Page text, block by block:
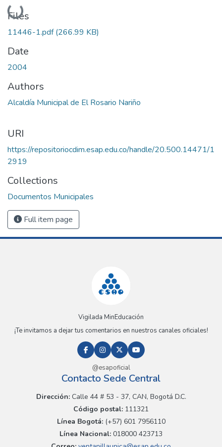
Loading...
Files
11446-1.pdf(266.99 KB)
Date
2004
Authors
Alcaldía Municipal de El Rosario Nariño
URI
https://repositoriocdim.esap.edu.co/handle/20.500.14471/1
2919
Collections
Documentos Municipales
Full item page
Vigilada MinEducación
¡Te invitamos a dejar tus comentarios en nuestros canales oficiales!
@esapoficial
Contacto Sede Central
Dirección:Calle 44 # 53 - 37, CAN, Bogotá D.C.
Código postal: 111321
Línea Bogotá:(+57) 601 7956110
Línea Nacional: 018000 423713